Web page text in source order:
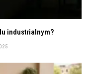
industrialnym?